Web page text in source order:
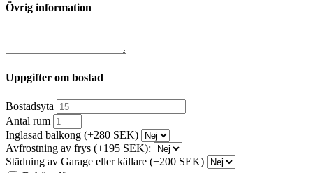
Övrig information
Uppgifter om bostad
Bostadsyta
Antal rum
Inglasad balkong (+280 SEK)
Avfrostning av frys (+195 SEK):
Städning av Garage eller källare (+200 SEK)